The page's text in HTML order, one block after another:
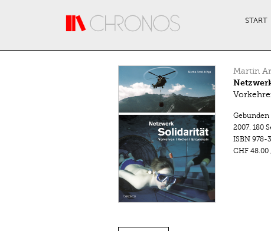
START
Martin
Gebunden
2007. 180
ISBN 978-
CHF 48.00